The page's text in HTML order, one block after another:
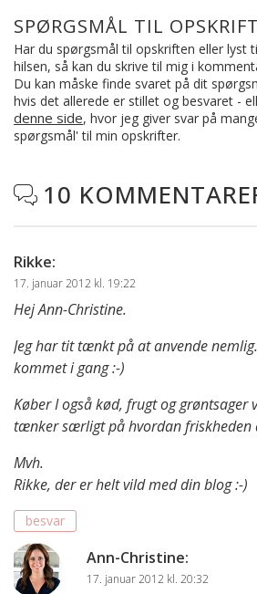
SPØRGSMÅL TIL
Har du spørgsmål til opskriften eller lyst
hilsen, så kan du skrive til mig i
Du kan måske finde svaret på dit
hvis det allerede er stillet og besvaret -
denne side, hvor jeg giver svar på
spørgsmål' til min opskrifter.
 10
Rikke:
17. januar 2012 kl. 19:22
Hej Ann-Christine.
Jeg har tit tænkt på at anvende
kommet i gang :-)
Køber I også kød, frugt og grøntsager
tænker særligt på hvordan friskheden
Mvh.
Rikke, der er helt vild med din blog :-)
besvar
Ann-Christine:
17. januar 2012 kl. 20:32